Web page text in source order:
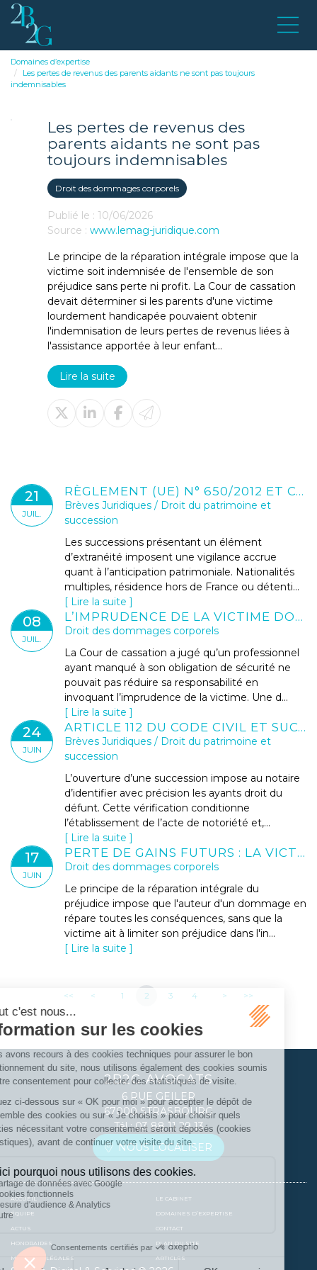
Domaines d’expertise
Les pertes de revenus des parents aidants ne sont pas toujours
indemnisables
Les pertes de revenus des
parents aidants ne sont pas
toujours indemnisables
Publié le : 10/06/2026
Droit des dommages corporels
Source : www.lemag-juridique.com
Le principe de la réparation intégrale impose que la
victime soit indemnisée de l'ensemble de son
préjudice sans perte ni profit. La Cour de cassation
devait déterminer si les parents d'une victime
lourdement handicapée pouvaient obtenir
l'indemnisation de leurs pertes de revenus liées à
l'assistance apportée à leur enfant...
Lire la suite
RÈGLEMENT (UE) N° 650/2012 ET CONVENTION DE LA HAYE 1961 : SÉCURISER LE TESTAMENT EN CONTEXTE INTERNATIONAL
21
JUIL.
Brèves Juridiques / Droit du patrimoine et
succession
Les successions présentant un élément
d’extranéité imposent une vigilance accrue
quant à l’anticipation patrimoniale. Nationalités
multiples, résidence hors de France ou détenti...
Lire la suite
L’IMPRUDENCE DE LA VICTIME DOIT-ELLE RÉDUIRE SON DROIT À RÉPARATION ?
08
JUIL.
Droit des dommages corporels
La Cour de cassation a jugé qu’un professionnel
ayant manqué à son obligation de sécurité ne
pouvait pas réduire sa responsabilité en
invoquant l’imprudence de la victime. Une d...
Lire la suite
ARTICLE 112 DU CODE CIVIL ET SUCCESSION BLOQUÉE : QUELLES SOLUTIONS FACE À UN HÉRITIER INTROUVABLE ?
24
JUIN
Brèves Juridiques / Droit du patrimoine et
succession
L’ouverture d’une succession impose au notaire
d’identifier avec précision les ayants droit du
défunt. Cette vérification conditionne
l’établissement de l’acte de notoriété et,...
Lire la suite
PERTE DE GAINS FUTURS : LA VICTIME N'A PAS À RECHERCHER UN EMPLOI
17
JUIN
Droit des dommages corporels
Le principe de la réparation intégrale du
préjudice impose que l'auteur d'un dommage en
répare toutes les conséquences, sans que la
victime ait à limiter son préjudice dans l'in...
Lire la suite
<< < 1 2 3 4 > >>
2B2G AVOCATS
6 RUE GEILER
67000 STRASBOURG
Tél :03 88 11 29 13
NOUS LOCALISER
ACCUEIL LE CABINET
ÉQUIPE DOMAINES D’EXPERTISE
ACTUS CONTACT
HONORAIRES PLAN DU SITE
MENTIONS LÉGALES ARTICLES